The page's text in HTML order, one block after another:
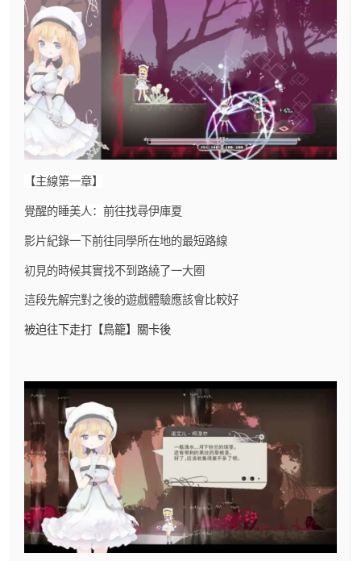
【主線第一章】
覺醒的睡美人：前往找尋伊庫夏
影片紀錄一下前往同學所在地的最短路線
初見的時候其實找不到路繞了一大圈
這段先解完對之後的遊戲體驗應該會比較好
被迫往下走打【鳥籠】關卡後